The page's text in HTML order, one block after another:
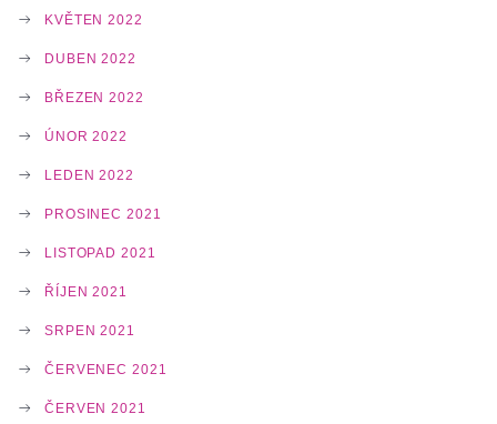
KVĚTEN 2022
DUBEN 2022
BŘEZEN 2022
ÚNOR 2022
LEDEN 2022
PROSINEC 2021
LISTOPAD 2021
ŘÍJEN 2021
SRPEN 2021
ČERVENEC 2021
ČERVEN 2021